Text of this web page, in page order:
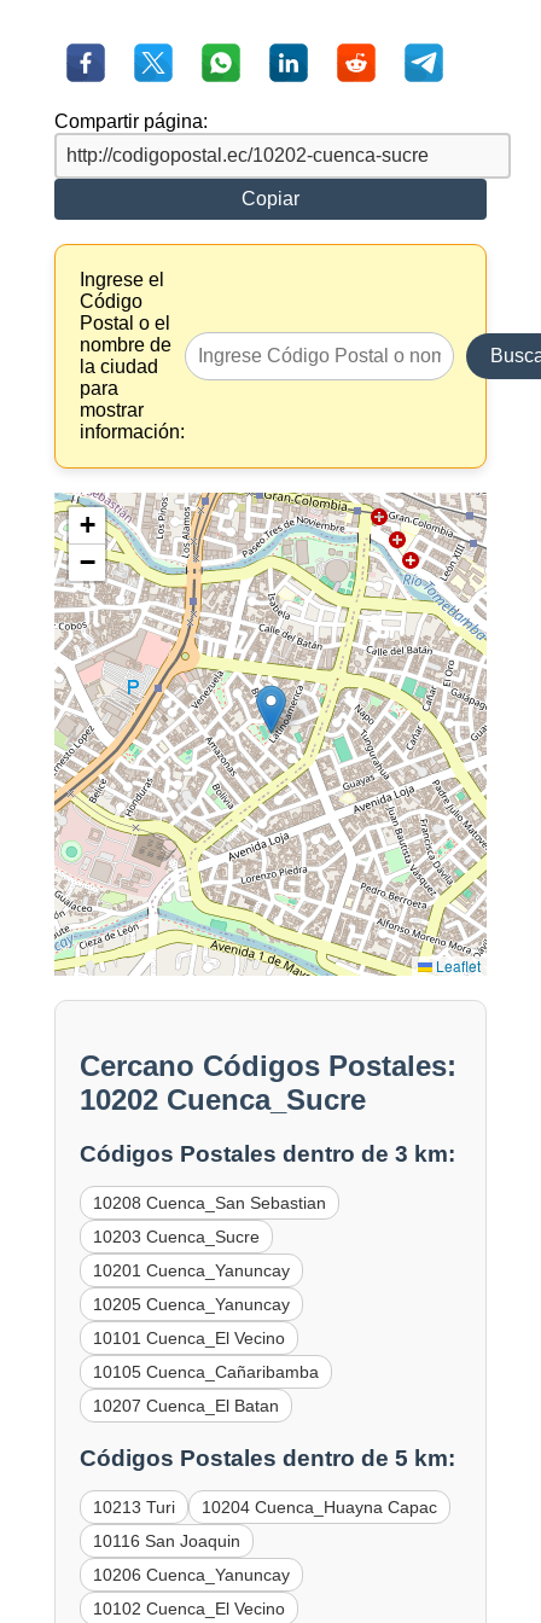
Compartir página:
Copiar
Ingrese el
Código
Postal o el
nombre de
la ciudad
para
mostrar
información:
+
−
Leaflet
Cercano Códigos Postales:
10202 Cuenca_Sucre
Códigos Postales dentro de 3 km:
10208 Cuenca_San Sebastian
10203 Cuenca_Sucre
10201 Cuenca_Yanuncay
10205 Cuenca_Yanuncay
10101 Cuenca_El Vecino
10105 Cuenca_Cañaribamba
10207 Cuenca_El Batan
Códigos Postales dentro de 5 km:
10213 Turi
10204 Cuenca_Huayna Capac
10116 San Joaquin
10206 Cuenca_Yanuncay
10102 Cuenca_El Vecino